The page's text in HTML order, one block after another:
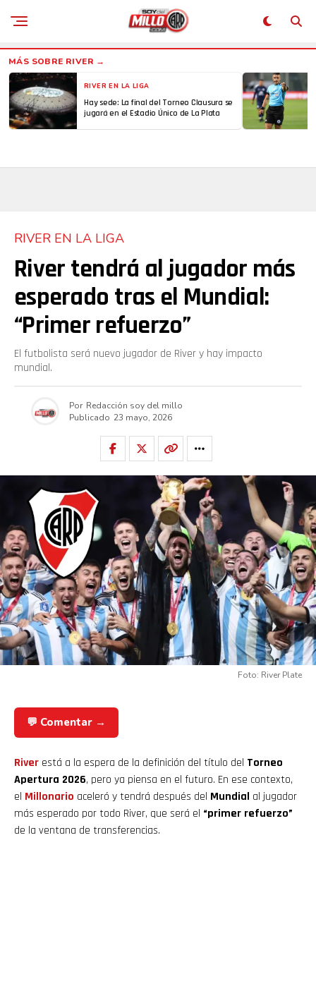
RIVER EN LA LIGA
Hay sede: La final del Torneo Clausura se
jugará en el Estadio Único de La Plata
RIVER EN LA LIGA
River tendrá al jugador más
esperado tras el Mundial:
“Primer refuerzo”
El futbolista será nuevo jugador de River y hay impacto
mundial.
Por Redacción soy del millo
Publicado 23 mayo, 2026
Foto: River Plate
💬 Comentar →
River está a la espera de la definición del título del Torneo
Apertura 2026, pero ya piensa en el futuro. En ese contexto,
el Millonario aceleró y tendrá después del Mundial al jugador
más esperado por todo River, que será el “primer refuerzo”
de la ventana de transferencias.